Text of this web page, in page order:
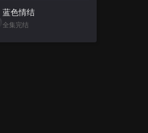
蓝色情结
全集完结